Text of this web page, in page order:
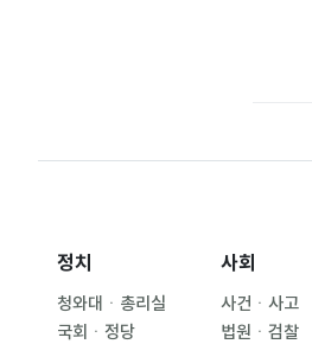
정치
청와대ㆍ총리실
국회ㆍ정당
사회
사건ㆍ사고
법원ㆍ검찰